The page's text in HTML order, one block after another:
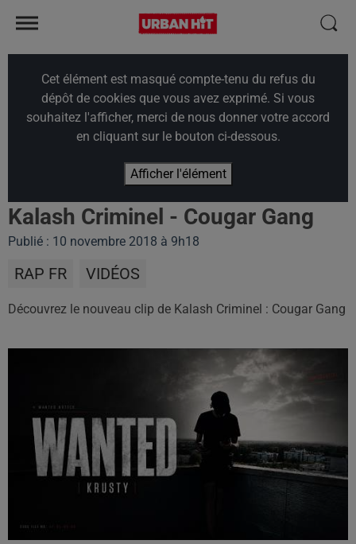
Cet élément est masqué compte-tenu du refus du
dépôt de cookies que vous avez exprimé. Si vous
souhaitez l'afficher, merci de nous donner votre accord
en cliquant sur le bouton ci-dessous.
Afficher l'élément
Kalash Criminel - Cougar Gang
Publié : 10 novembre 2018 à 9h18
RAP FR VIDÉOS
Découvrez le nouveau clip de Kalash Criminel : Cougar Gang